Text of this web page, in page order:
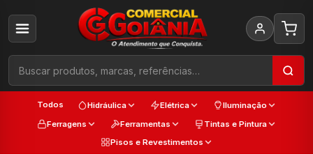
Todos Hidráulica Elétrica
Iluminação
Ferragens
Ferramentas
Tintas e Pintura
Pisos e Revestimentos